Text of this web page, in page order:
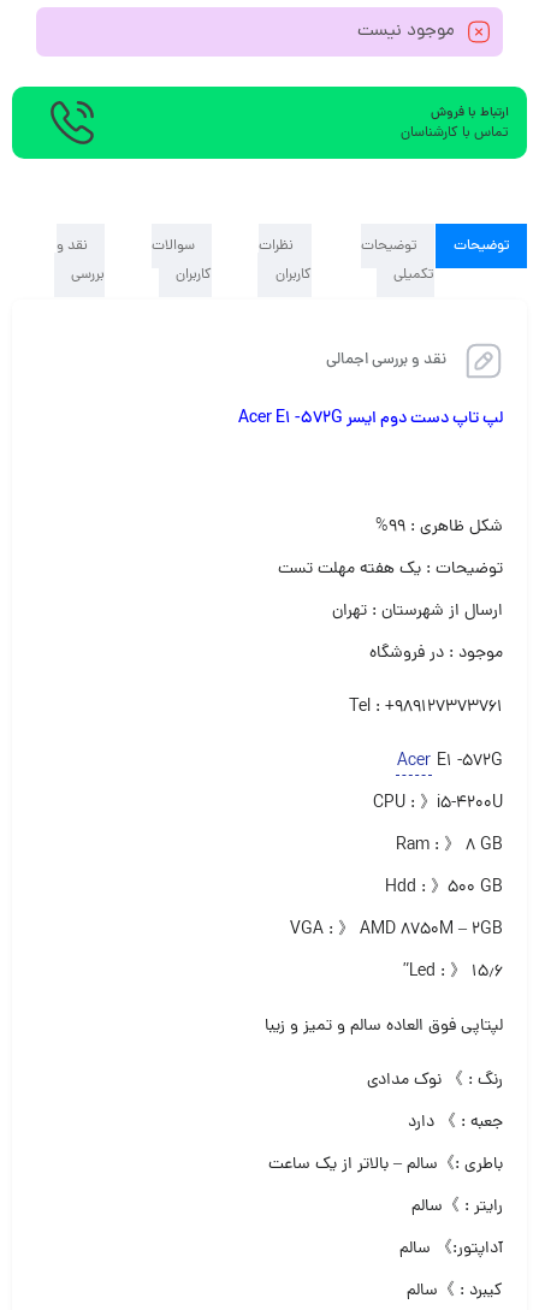
موجود نیست
ارتباط با فروش
تماس با کارشناسان
توضیحات
توضیحات
تکمیلی
نظرات
کاربران
سوالات
کاربران
نقد و
بررسی
نقد و بررسی اجمالی
لپ تاپ دست دوم ایسر Acer E1 -572G
شکل ظاهری : ۹۹%
توضیحات : یک هفته مهلت تست
ارسال از شهرستان : تهران
موجود : در فروشگاه
Tel : +989127373761
Acer E1 -572G
CPU : 》i5-4200U
Ram : 》 ۸ GB
Hdd : 》۵۰۰ GB
VGA : 》 AMD 8750M – 2GB
Led : 》 ۱۵٫۶”
لپتاپی فوق العاده سالم و تمیز و زیبا
رنگ : 》 نوک مدادی
جعبه : 》 دارد
باطری :》سالم – بالاتر از یک ساعت
رایتر : 》سالم
آداپتور:》 سالم
کیبرد : 》سالم